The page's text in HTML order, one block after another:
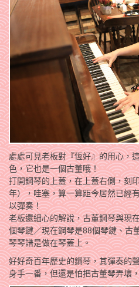
處處可見老板對『恆好』的用心，
色，它也是一個古董哦！
打開鋼琴的上蓋，在上蓋右側，刻
年），哇塞，算一算距今居然已經
以彈奏！
老板還細心的解說，古董鋼琴與現
個琴鍵／現在鋼琴是88個琴鍵、古
琴琴譜是做在琴蓋上。
好好奇百年歷史的鋼琴，其彈奏的
身手一番，但還是怕把古董琴弄壞